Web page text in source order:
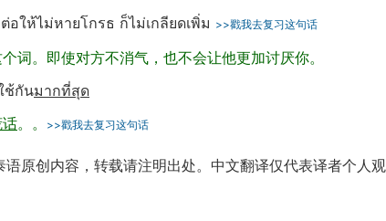
อให้ไม่หายโกรธ ก็ไม่เกลียดเพิ่ม >>戳我去复习这句话
词。即使对方不消气，也不会让他更加讨厌你。
ช้กันมากที่สุด
。 。 >>戳我去复习这句话
原创内容，转载请注明出处。中文翻译仅代表译者个人